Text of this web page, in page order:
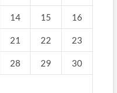
14 15 16
21 22 23
28 29 30